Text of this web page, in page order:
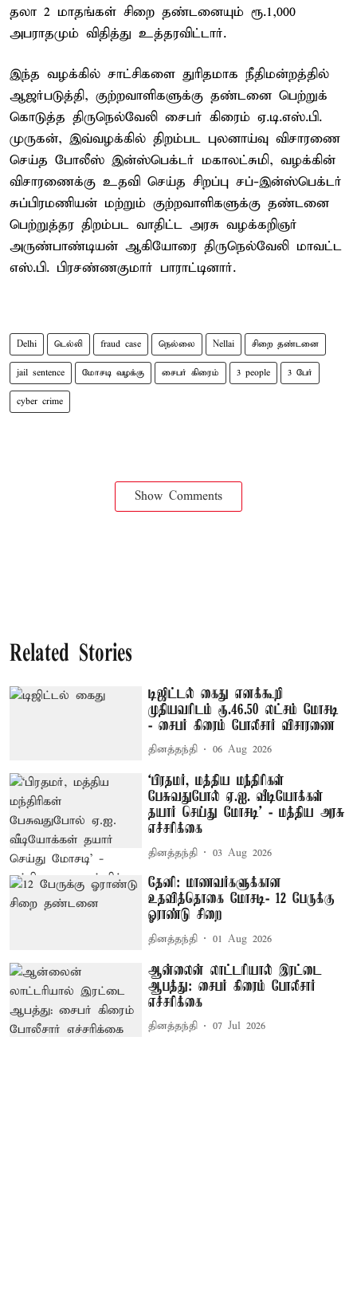
தலா 2 மாதங்கள் சிறை தண்டனையும் ரூ.1,000
அபராதமும் விதித்து உத்தரவிட்டார்.
இந்த வழக்கில் சாட்சிகளை துரிதமாக நீதிமன்றத்தில்
ஆஜர்படுத்தி, குற்றவாளிகளுக்கு தண்டனை பெற்றுக்
கொடுத்த திருநெல்வேலி சைபர் கிரைம் ஏ.டி.எஸ்.பி.
முருகன், இவ்வழக்கில் திறம்பட புலனாய்வு விசாரணை
செய்த போலீஸ் இன்ஸ்பெக்டர் மகாலட்சுமி, வழக்கின்
விசாரணைக்கு உதவி செய்த சிறப்பு சப்-இன்ஸ்பெக்டர்
சுப்பிரமணியன் மற்றும் குற்றவாளிகளுக்கு தண்டனை
பெற்றுத்தர திறம்பட வாதிட்ட அரசு வழக்கறிஞர்
அருண்பாண்டியன் ஆகியோரை திருநெல்வேலி மாவட்ட
எஸ்.பி. பிரசண்ணகுமார் பாராட்டினார்.
Delhi டெல்லி fraud case நெல்லை Nellai சிறை தண்டனை
jail sentence மோசடி வழக்கு சைபர் கிரைம் 3 people 3 பேர்
cyber crime
Show Comments
Related Stories
டிஜிட்டல் கைது எனக்கூறி
முதியவரிடம் ரூ.46.50 லட்சம் மோசடி
- சைபர் கிரைம் போலீசார் விசாரணை
தினத்தந்தி 06 Aug 2026
‘பிரதமர், மத்திய மந்திரிகள்
பேசுவதுபோல் ஏ.ஐ. வீடியோக்கள்
தயார் செய்து மோசடி’ - மத்திய அரசு
எச்சரிக்கை
தினத்தந்தி 03 Aug 2026
தேனி: மாணவர்களுக்கான
உதவித்தொகை மோசடி- 12 பேருக்கு
ஓராண்டு சிறை
தினத்தந்தி 01 Aug 2026
ஆன்லைன் லாட்டரியால் இரட்டை
ஆபத்து: சைபர் கிரைம் போலீசார்
எச்சரிக்கை
தினத்தந்தி 07 Jul 2026